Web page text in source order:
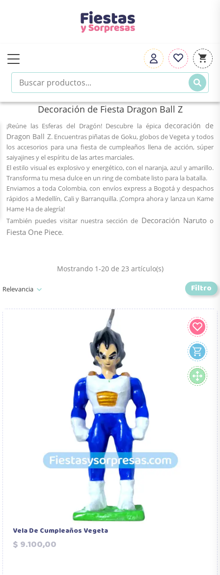
Decoración de Fiesta Dragon Ball Z
¡Reúne las Esferas del Dragón! Descubre la épica decoración de
Dragon Ball Z. Encuentras piñatas de Goku, globos de Vegeta y todos
los accesorios para una fiesta de cumpleaños llena de acción, súper
saiyajines y el espíritu de las artes marciales.
El estilo visual es explosivo y energético, con el naranja, azul y amarillo.
Transforma tu mesa dulce en un ring de combate listo para la batalla.
Enviamos a toda Colombia, con envíos express a Bogotá y despachos
rápidos a Medellín, Cali y Barranquilla. ¡Compra ahora y lanza un Kame
Hame Ha de alegría!
También puedes visitar nuestra sección de Decoración Naruto o
Fiesta One Piece.
Relevancia Filtro
Mostrando 1-20 de 23 artículo(s)
Vela De Cumpleaños Vegeta
$ 9.100,00